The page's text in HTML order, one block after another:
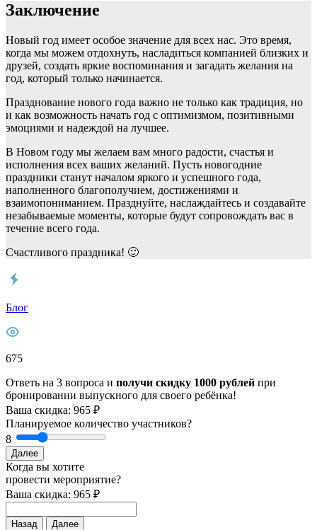
Заключение
Новый год имеет особое значение для всех нас. Это время,
когда мы можем отдохнуть, насладиться компанией близких и
друзей, создать яркие воспоминания и загадать желания на
год, который только начинается.
Празднование нового года важно не только как традиция, но
и как возможность начать год с оптимизмом, позитивными
эмоциями и надеждой на лучшее.
В Новом году мы желаем вам много радости, счастья и
исполнения всех ваших желаний. Пусть новогодние
праздники станут началом яркого и успешного года,
наполненного благополучием, достижениями и
взаимопониманием. Празднуйте, наслаждайтесь и создавайте
незабываемые моменты, которые будут сопровождать вас в
течение всего года.
Счастливого праздника! 🙂
Блог
675
Ответь на 3 вопроса и получи скидку 1000 рублей при
бронировании выпускного для своего ребёнка!
Ваша скидка: 965 ₽
Планируемое количество участников?
8
Далее
Когда вы хотите
провести мероприятие?
Ваша скидка: 965 ₽
Назад Далее